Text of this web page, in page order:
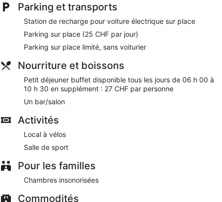
et un centre de fitness, sans oublier un bar. Cet
hébergement propose des services et équipements pour
chouchouter les boules de tous poils, notamment des
gamelles pour l'eau et la nourriture.
Wi-Fi gratuit dans certains espaces communs
Vous profiterez sur place d'bar/salon
Petit déjeuner buffet servi tous les jours en supplément
Parking sans service de voiturier disponible en
supplément
gratuits dans le hall, un coffre-fort à la réception et un
passez un séjour divertissant grâce au nombreux loisirs
le personnel attentionné et l'emplacement plaisent
beaucoup aux clients
À 10 minutes en voiture de Musée national suisse et à 11
Parking et transports
Station de recharge pour voiture électrique sur place
Parking sur place (25 CHF par jour)
Parking sur place limité, sans voiturier
Nourriture et boissons
Petit déjeuner buffet disponible tous les jours de 06 h 00 à
10 h 30 en supplément : 27 CHF par personne
Un bar/salon
Activités
Local à vélos
Salle de sport
Pour les familles
Chambres insonorisées
Commodités